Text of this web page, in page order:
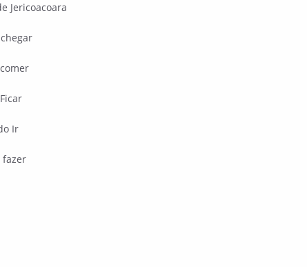
Jericoacoara
Ir
fazer